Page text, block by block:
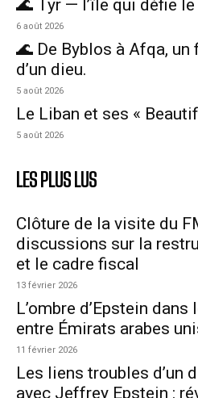
🌊 Tyr — l’île qui défie
6 août 2026
🌊 De Byblos à Afqa,
d’un dieu.
5 août 2026
Le Liban et ses «
5 août 2026
LES PLUS LUS
Clôture de la visite du
discussions sur la
et le cadre fiscal
13 février 2026
L’ombre d’Epstein
entre Émirats arabes
11 février 2026
Les liens troubles d’un
avec Jeffrey Epstein :